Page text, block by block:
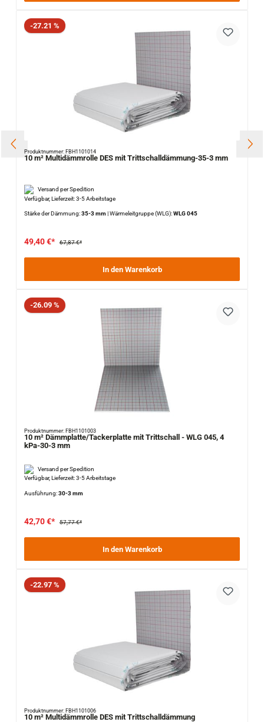
Rabatt
-27.21 %
Produktnummer: FBH1101014
10 m² Multidämmrolle DES mit Trittschalldämmung-35-3 mm
Versand per Spedition
Verfügbar, Lieferzeit: 3-5 Arbeitstage
Stärke der Dämmung:35-3 mm|Wärmeleitgruppe (WLG):WLG 045
49,40 €* 67,87 €*
In den Warenkorb
Rabatt
-26.09 %
Produktnummer: FBH1101003
10 m² Dämmplatte/Tackerplatte mit Trittschall - WLG 045, 4
kPa-30-3 mm
Versand per Spedition
Verfügbar, Lieferzeit: 3-5 Arbeitstage
Ausführung:30-3 mm
42,70 €* 57,77 €*
In den Warenkorb
Rabatt
-22.97 %
Produktnummer: FBH1101006
10 m² Multidämmrolle DES mit Trittschalldämmung